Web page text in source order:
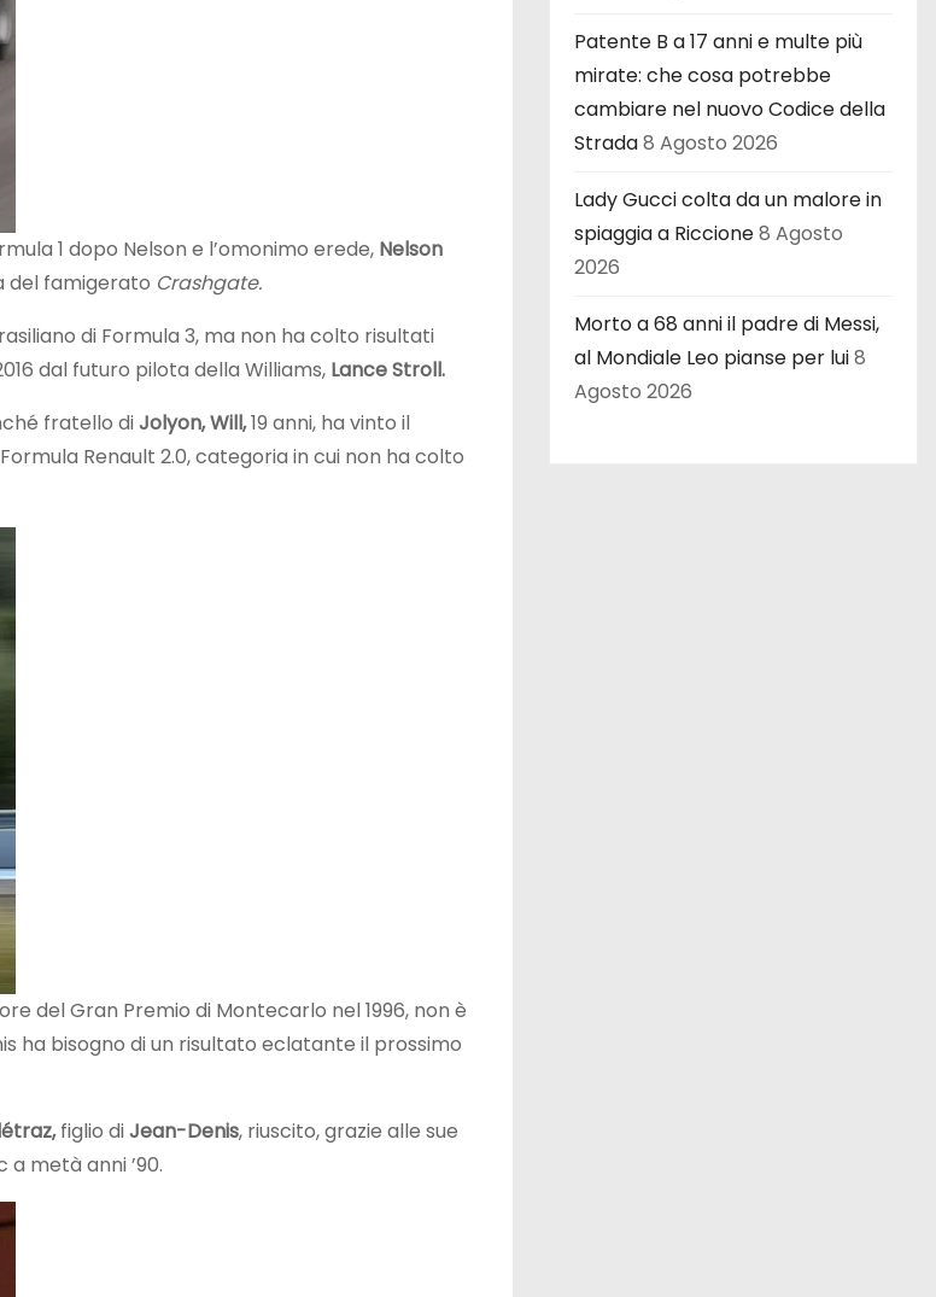
1 dopo Nelson e l’omonimo erede, Nelson
del famigerato Crashgate.
di Formula 3, ma non ha colto risultati
dal futuro pilota della Williams, Lance Stroll.
fratello diJolyon, Will,19 anni, ha vinto il
Renault 2.0, categoria in cui non ha colto
del Gran Premio di Montecarlo nel 1996, non è
ha bisogno di un risultato eclatante il prossimo
figlio diJean-Denis, riuscito, grazie alle sue
metà anni ’90.
Patente B a 17 anni e multe più
mirate: che cosa potrebbe
cambiare nel nuovo Codice della
Strada8 Agosto 2026
Lady Gucci colta da un malore in
spiaggia a Riccione8 Agosto
2026
Morto a 68 anni il padre di Messi,
al Mondiale Leo pianse per lui8
Agosto 2026